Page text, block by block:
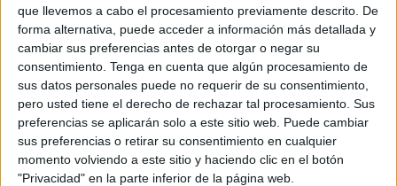
que llevemos a cabo el procesamiento previamente descrito. De
forma alternativa, puede acceder a información más detallada y
cambiar sus preferencias antes de otorgar o negar su
consentimiento. Tenga en cuenta que algún procesamiento de
sus datos personales puede no requerir de su consentimiento,
pero usted tiene el derecho de rechazar tal procesamiento. Sus
preferencias se aplicarán solo a este sitio web. Puede cambiar
sus preferencias o retirar su consentimiento en cualquier
momento volviendo a este sitio y haciendo clic en el botón
"Privacidad" en la parte inferior de la página web.
Según informan fuentes diplomáticas, la primera visita será
el jueves 4 y viernes 5 de abril por parte del ministro
delegado de Comercio Exterior, Franck Riester, que se
reunirá con el ministro delegado marroquí de Inversión,
Mohcine Jazouli, y el ministro marroquí de Industria, Ryad
Mezzour, en Rabat y asistirá a la firma de un convenio en
la Cámara Francesa de Comercio e Industria de Marruecos
(CFCIM) en Casablanca.